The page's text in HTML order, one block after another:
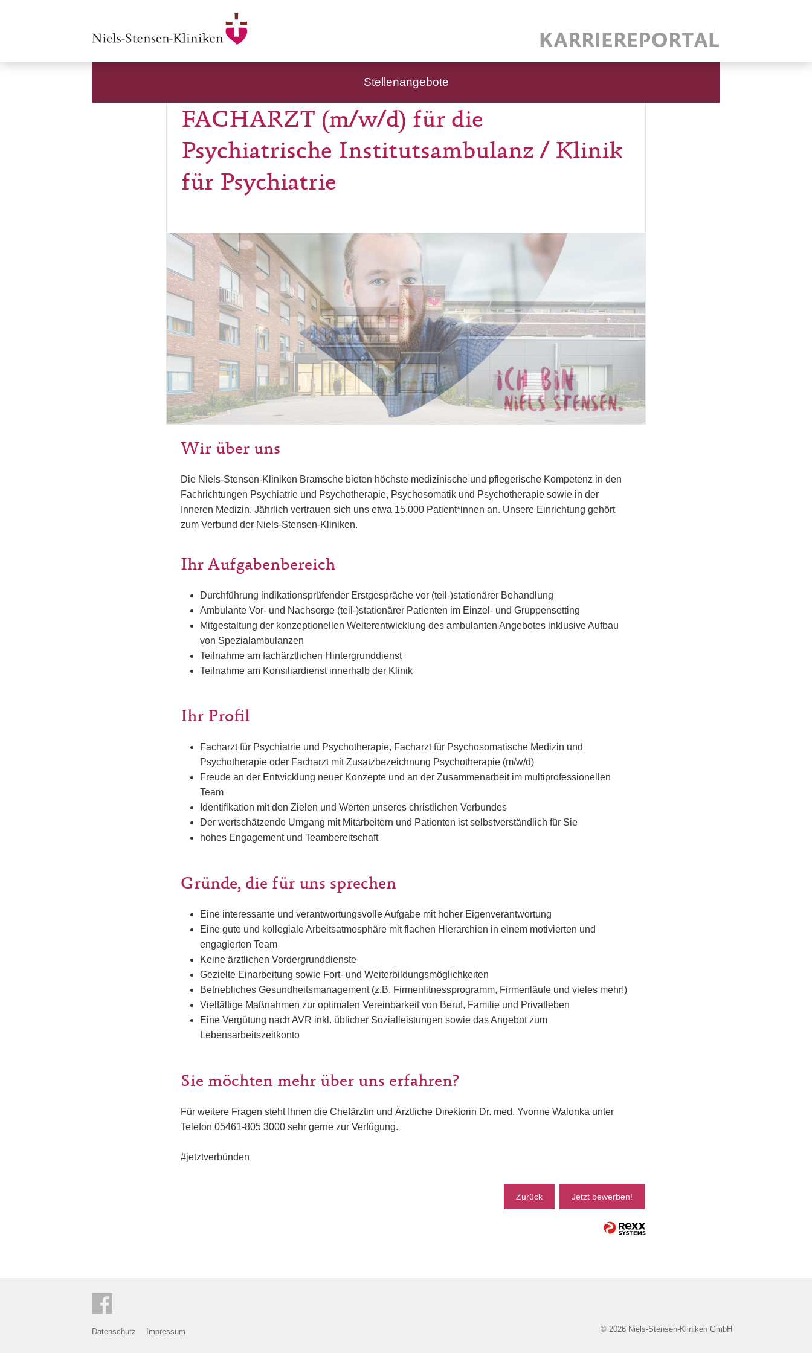
Stellenangebote
FACHARZT (m/w/d) für die
Psychiatrische Institutsambulanz / Klinik
für Psychiatrie
Wir über uns
Die Niels-Stensen-Kliniken Bramsche bieten höchste medizinische und pflegerische Kompetenz in den
Fachrichtungen Psychiatrie und Psychotherapie, Psychosomatik und Psychotherapie sowie in der
Inneren Medizin. Jährlich vertrauen sich uns etwa 15.000 Patient*innen an. Unsere Einrichtung gehört
zum Verbund der Niels-Stensen-Kliniken.
Ihr Aufgabenbereich
Durchführung indikationsprüfender Erstgespräche vor (teil-)stationärer Behandlung
Ambulante Vor- und Nachsorge (teil-)stationärer Patienten im Einzel- und Gruppensetting
Mitgestaltung der konzeptionellen Weiterentwicklung des ambulanten Angebotes inklusive Aufbau
von Spezialambulanzen
Teilnahme am fachärztlichen Hintergrunddienst
Teilnahme am Konsiliardienst innerhalb der Klinik
Ihr Profil
Facharzt für Psychiatrie und Psychotherapie, Facharzt für Psychosomatische Medizin und
Psychotherapie oder Facharzt mit Zusatzbezeichnung Psychotherapie (m/w/d)
Freude an der Entwicklung neuer Konzepte und an der Zusammenarbeit im multiprofessionellen
Team
Identifikation mit den Zielen und Werten unseres christlichen Verbundes
Der wertschätzende Umgang mit Mitarbeitern und Patienten ist selbstverständlich für Sie
hohes Engagement und Teambereitschaft
Gründe, die für uns sprechen
Eine interessante und verantwortungsvolle Aufgabe mit hoher Eigenverantwortung
Eine gute und kollegiale Arbeitsatmosphäre mit flachen Hierarchien in einem motivierten und
engagierten Team
Keine ärztlichen Vordergrunddienste
Gezielte Einarbeitung sowie Fort- und Weiterbildungsmöglichkeiten
Betriebliches Gesundheitsmanagement (z.B. Firmenfitnessprogramm, Firmenläufe und vieles mehr!)
Vielfältige Maßnahmen zur optimalen Vereinbarkeit von Beruf, Familie und Privatleben
Eine Vergütung nach AVR inkl. üblicher Sozialleistungen sowie das Angebot zum
Lebensarbeitszeitkonto
Sie möchten mehr über uns erfahren?
Für weitere Fragen steht Ihnen die Chefärztin und Ärztliche Direktorin Dr. med. Yvonne Walonka unter
Telefon 05461-805 3000 sehr gerne zur Verfügung.
#jetztverbünden
Zurück Jetzt bewerben!
© 2026 Niels-Stensen-Kliniken GmbH
Datenschutz Impressum